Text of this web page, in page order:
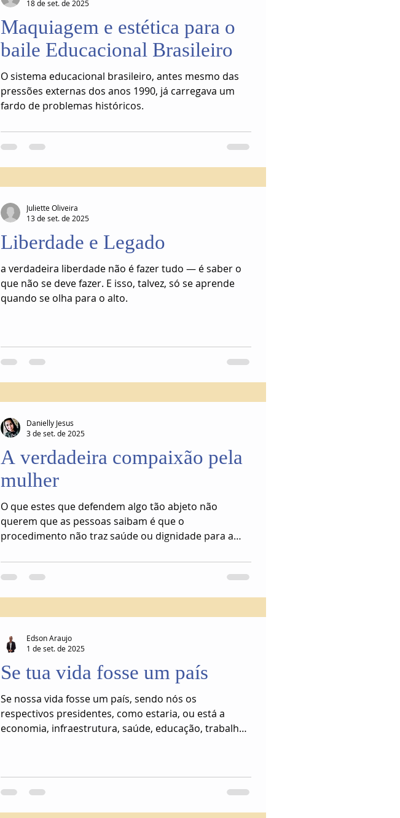
Maquiagem e estética para o
baile Educacional Brasileiro
O sistema educacional brasileiro, antes mesmo das
pressões externas dos anos 1990, já carregava um
fardo de problemas históricos.
18 de set. de 2025
Liberdade e Legado
a verdadeira liberdade não é fazer tudo — é saber o
que não se deve fazer. E isso, talvez, só se aprende
quando se olha para o alto.
Juliette Oliveira
13 de set. de 2025
A verdadeira compaixão pela
mulher
O que estes que defendem algo tão abjeto não
querem que as pessoas saibam é que o
procedimento não traz saúde ou dignidade para a
nefastas do ato sejam difundidas.
Danielly Jesus
3 de set. de 2025
Se tua vida fosse um país
Se nossa vida fosse um país, sendo nós os
respectivos presidentes, como estaria, ou está a
economia, infraestrutura, saúde, educação, trabalho,
Edson Araujo
1 de set. de 2025